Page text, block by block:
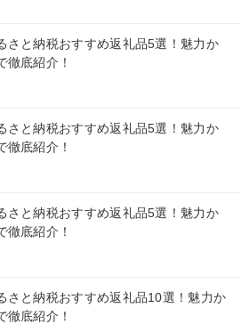
さと納税おすすめ返礼品5選！魅力か
徹底紹介！
さと納税おすすめ返礼品5選！魅力か
徹底紹介！
さと納税おすすめ返礼品5選！魅力か
徹底紹介！
さと納税おすすめ返礼品10選！魅力か
徹底紹介！